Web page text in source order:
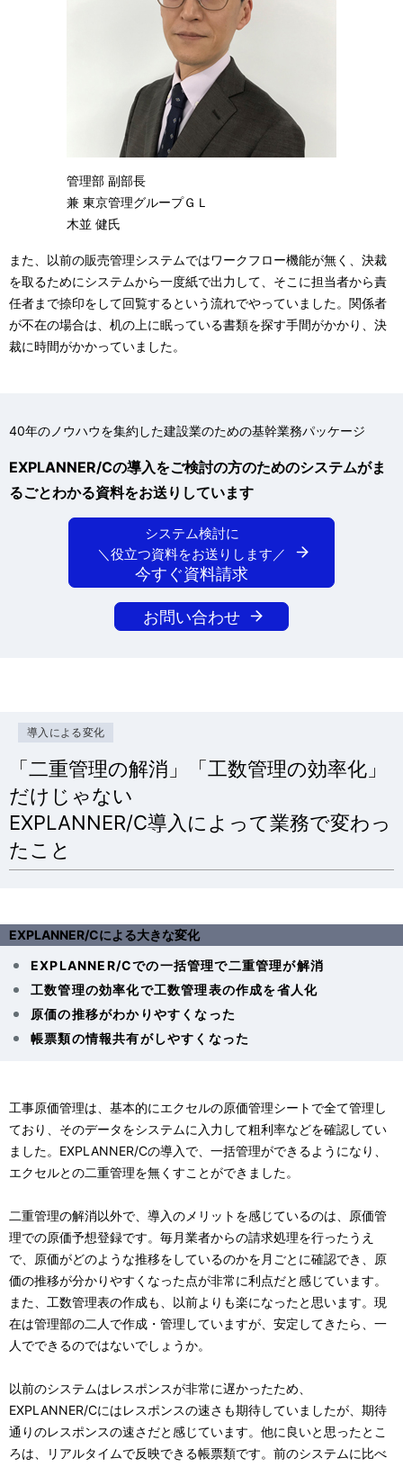
また、以前の販売管理システムではワークフロー機能が無く、決裁
を取るためにシステムから一度紙で出力して、そこに担当者から責
任者まで捺印をして回覧するという流れでやっていました。関係者
が不在の場合は、机の上に眠っている書類を探す手間がかかり、決
裁に時間がかかっていました。
管理部 副部長
兼 東京管理グループＧＬ
木並 健氏
40年のノウハウを集約した建設業のための基幹業務パッケージ
EXPLANNER/Cの導入をご検討の方のためのシステムがま
るごとわかる資料をお送りしています
システム検討に
＼役立つ資料をお送りします／
今すぐ資料請求
お問い合わせ
導入による変化
「二重管理の解消」「工数管理の効率化」
だけじゃない
EXPLANNER/C導入によって業務で変わっ
たこと
EXPLANNER/Cによる大きな変化
EXPLANNER/Cでの一括管理で二重管理が解消
工数管理の効率化で工数管理表の作成を省人化
原価の推移がわかりやすくなった
帳票類の情報共有がしやすくなった
工事原価管理は、基本的にエクセルの原価管理シートで全て管理し
ており、そのデータをシステムに入力して粗利率などを確認してい
ました。EXPLANNER/Cの導入で、一括管理ができるようになり、
エクセルとの二重管理を無くすことができました。
二重管理の解消以外で、導入のメリットを感じているのは、原価管
理での原価予想登録です。毎月業者からの請求処理を行ったうえ
で、原価がどのような推移をしているのかを月ごとに確認でき、原
価の推移が分かりやすくなった点が非常に利点だと感じています。
また、工数管理表の作成も、以前よりも楽になったと思います。現
在は管理部の二人で作成・管理していますが、安定してきたら、一
人でできるのではないでしょうか。
以前のシステムはレスポンスが非常に遅かったため、
EXPLANNER/Cにはレスポンスの速さも期待していましたが、期待
通りのレスポンスの速さだと感じています。他に良いと思ったとこ
ろは、リアルタイムで反映できる帳票類です。前のシステムに比べ